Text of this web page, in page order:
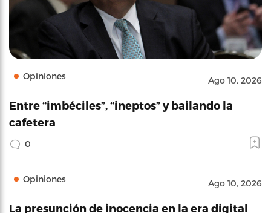
Opiniones Ago 10, 2026
Entre “imbéciles”, “ineptos” y bailando la
cafetera
0
Opiniones Ago 10, 2026
La presunción de inocencia en la era digital